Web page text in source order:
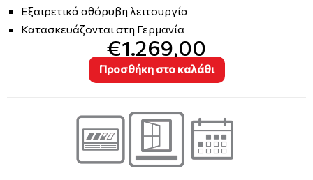
Εξαιρετικά αθόρυβη λειτουργία
Κατασκευάζονται στη Γερμανία
€1.269,00
Προσθήκη στο καλάθι